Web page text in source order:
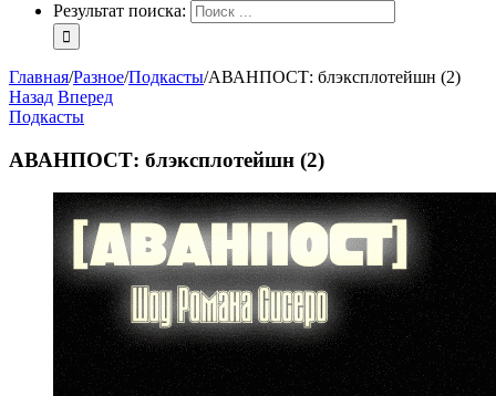
Результат поиска:
Главная/Разное/Подкасты/АВАНПОСТ: блэксплотейшн (2)
Назад Вперед
Подкасты
АВАНПОСТ: блэксплотейшн (2)